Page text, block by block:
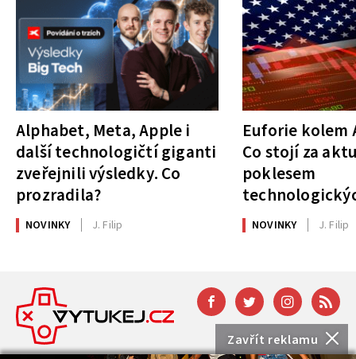
Zavřít reklamu
Alphabet, Meta, Apple i
další technologičtí giganti
zveřejnili výsledky. Co
prozradila?
NOVINKY J. Filip
Euforie kolem
Co stojí za
poklesem
NOVINKY J. Filip